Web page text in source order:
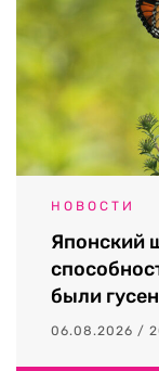
НОВОСТИ
Японский
были
06.08.2026 /